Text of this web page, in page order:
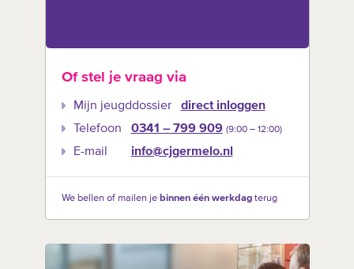
Of stel je vraag via
Mijn jeugddossier
direct inloggen
Telefoon
0341 – 799 909 (9:00 –‍ 12:00)
E-mail info@cjgermelo.nl
We bellen of mailen je binnen één werkdagterug